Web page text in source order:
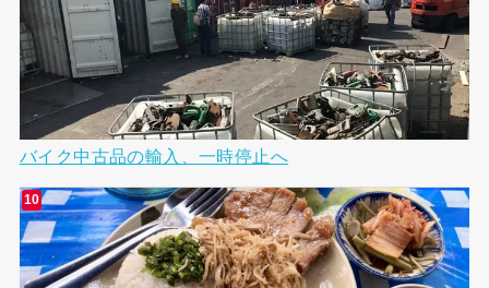
バイク中古品の輸入、一時停止へ